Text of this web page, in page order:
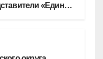
«Единой